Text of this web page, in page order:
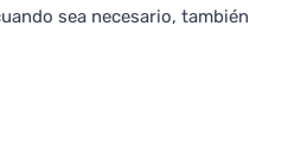
sea necesario, también